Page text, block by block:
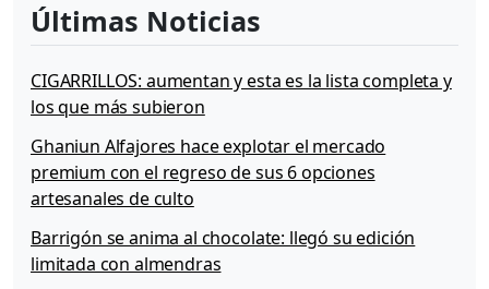
o
r
Últimas Noticias
CIGARRILLOS: aumentan y esta es la lista completa y
los que más subieron
Ghaniun Alfajores hace explotar el mercado
premium con el regreso de sus 6 opciones
artesanales de culto
Barrigón se anima al chocolate: llegó su edición
limitada con almendras